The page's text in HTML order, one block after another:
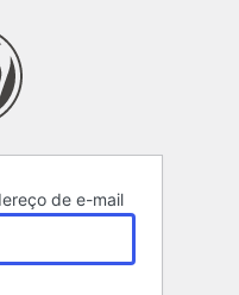
de e-mail